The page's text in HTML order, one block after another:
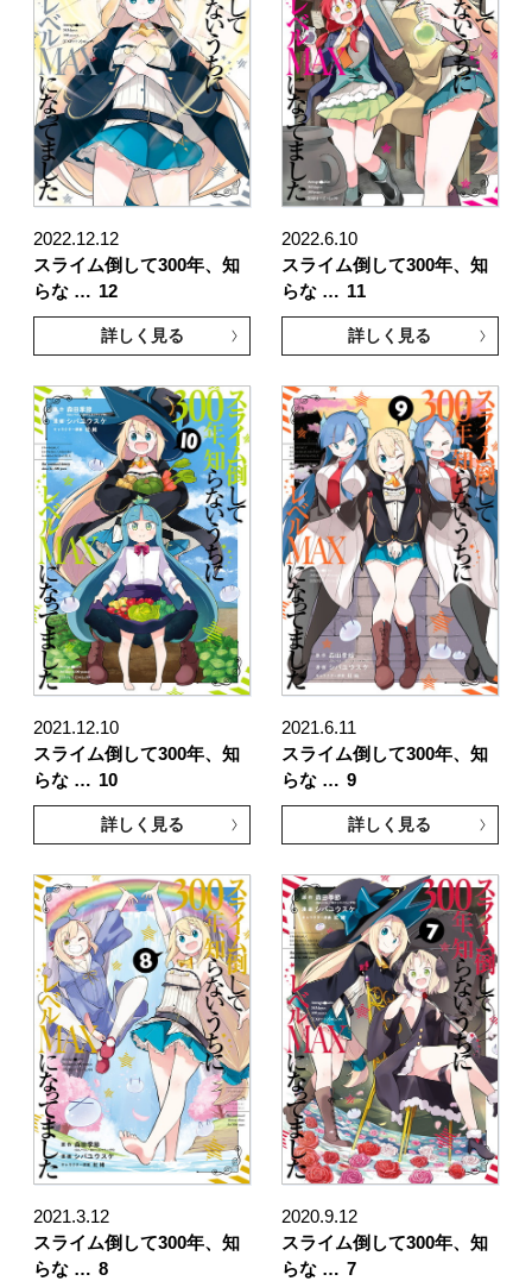
2022.12.12
スライム倒して300年、知
らな … 12
詳しく見る
2022.6.10
スライム倒して300年、知
らな … 11
詳しく見る
2021.12.10
スライム倒して300年、知
らな … 10
詳しく見る
2021.6.11
スライム倒して300年、知
らな … 9
詳しく見る
2021.3.12
スライム倒して300年、知
らな … 8
2020.9.12
スライム倒して300年、知
らな … 7